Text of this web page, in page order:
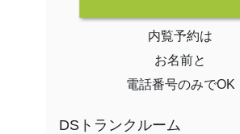
内覧予約は
お名前と
電話番号のみでOK
DSトランクルーム